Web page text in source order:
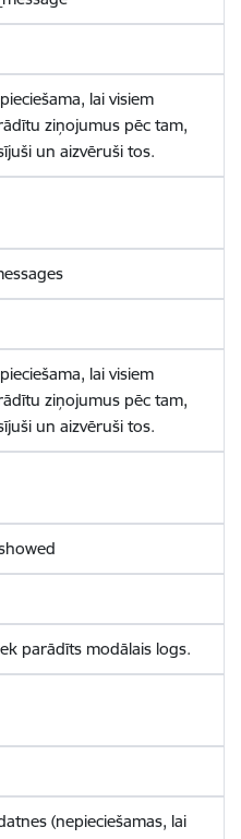
lai visiem
ziņojumus pēc tam,
un aizvēruši tos.
lai visiem
ziņojumus pēc tam,
un aizvēruši tos.
parādīts modālais logs.
(nepieciešamas, lai